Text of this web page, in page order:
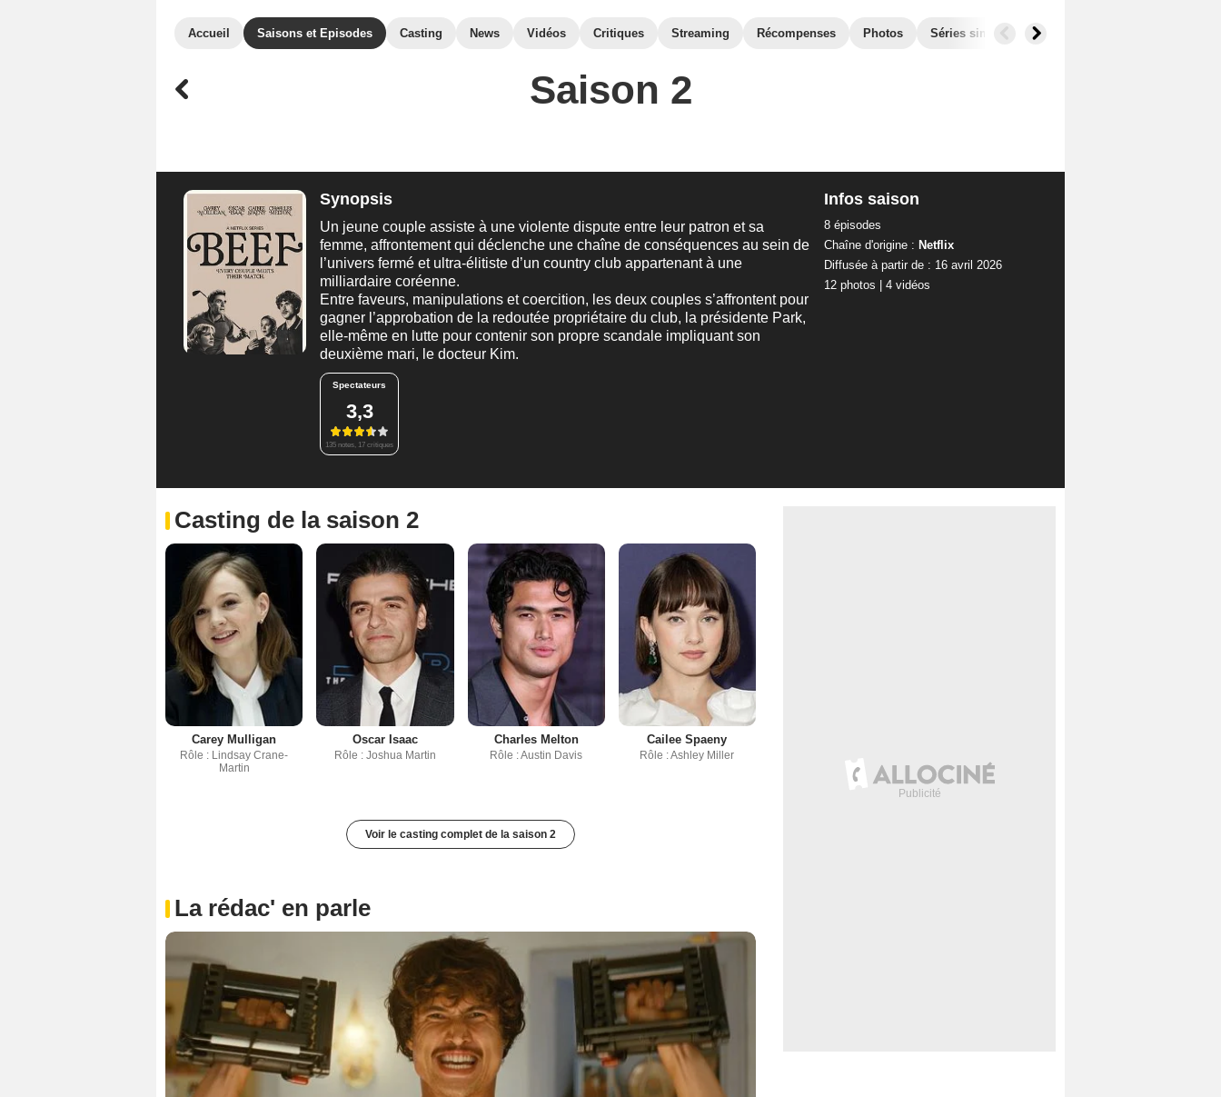
Accueil Saisons et Episodes Casting News Vidéos Critiques Streaming Récompenses Photos Séries similaires
Saison 2
Synopsis
Un jeune couple assiste à une violente dispute entre leur patron et sa
femme, affrontement qui déclenche une chaîne de conséquences au sein de
l’univers fermé et ultra-élitiste d’un country club appartenant à une
milliardaire coréenne.
Entre faveurs, manipulations et coercition, les deux couples s’affrontent pour
gagner l’approbation de la redoutée propriétaire du club, la présidente Park,
elle-même en lutte pour contenir son propre scandale impliquant son
deuxième mari, le docteur Kim.
Spectateurs
3,3
135 notes, 17 critiques
Infos saison
8 épisodes
Chaîne d'origine : Netflix
Diffusée à partir de : 16 avril 2026
12 photos
4 vidéos
Casting de la saison 2
Carey Mulligan
Rôle : Lindsay Crane-
Martin
Oscar Isaac
Rôle : Joshua Martin
Charles Melton
Rôle : Austin Davis
Cailee Spaeny
Rôle : Ashley Miller
Voir le casting complet de la saison 2
La rédac' en parle